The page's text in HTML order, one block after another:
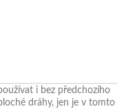
i bez předchozího
dráhy, jen je v tomto